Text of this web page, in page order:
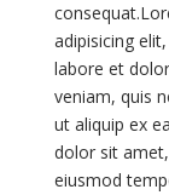
adipisicing
labore et
veniam, quis
ut aliquip ex
dolor sit
eiusmod